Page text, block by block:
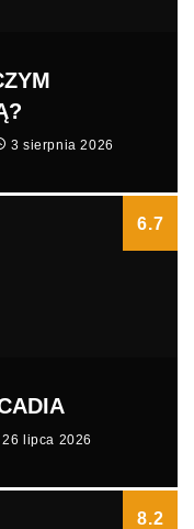
3 sierpnia 2026
6.7
26 lipca 2026
8.2